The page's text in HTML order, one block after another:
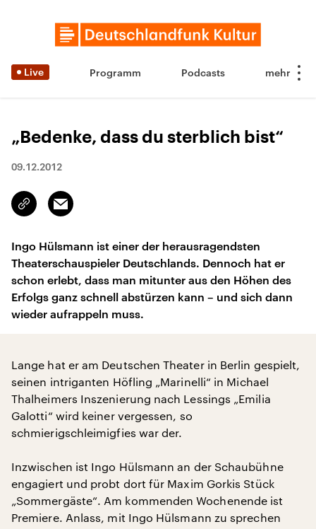
Live Programm Podcasts
„Bedenke, dass du sterblich bist“
09.12.2012
Link
kopieren/teilen
Email
Ingo Hülsmann ist einer der herausragendsten
Theaterschauspieler Deutschlands. Dennoch hat er
schon erlebt, dass man mitunter aus den Höhen des
Erfolgs ganz schnell abstürzen kann – und sich dann
wieder aufrappeln muss.
Lange hat er am Deutschen Theater in Berlin gespielt,
seinen intriganten Höfling „Marinelli“ in Michael
Thalheimers Inszenierung nach Lessings „Emilia
Galotti“ wird keiner vergessen, so
schmierigschleimigfies war der.
Inzwischen ist Ingo Hülsmann an der Schaubühne
engagiert und probt dort für Maxim Gorkis Stück
„Sommergäste“. Am kommenden Wochenende ist
Premiere. Anlass, mit Ingo Hülsmann zu sprechen